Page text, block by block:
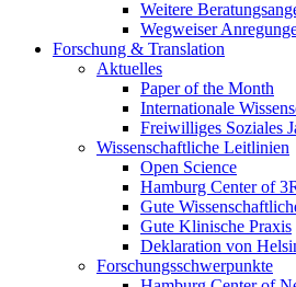
Weitere
Wegweiser
Forschung & Translation
Aktuelles
Paper of the Month
Internationale
Freiwilliges Soziales
Wissenschaftliche Leitlinien
Open Science
Hamburg Center of
Gute
Gute Klinische Praxis
Deklaration von
Forschungsschwerpunkte